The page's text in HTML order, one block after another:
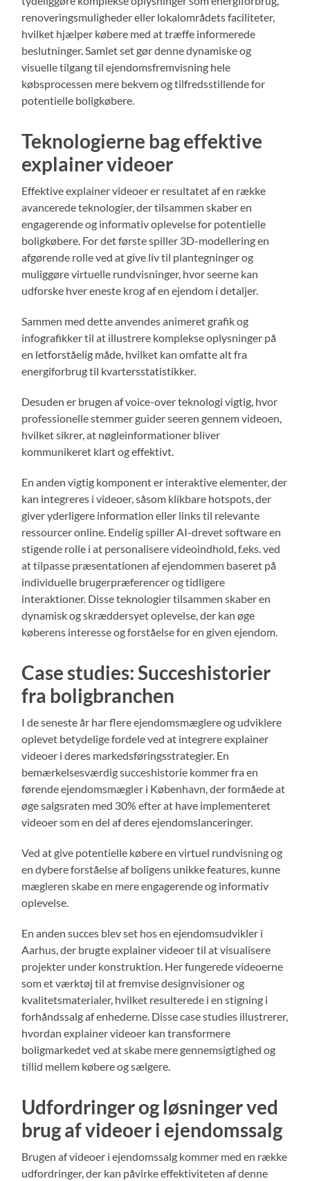
renoveringsmuligheder eller lokalområdets faciliteter,
hvilket hjælper købere med at træffe informerede
beslutninger. Samlet set gør denne dynamiske og
visuelle tilgang til ejendomsfremvisning hele
købsprocessen mere bekvem og tilfredsstillende for
potentielle boligkøbere.
Teknologierne bag effektive
explainer videoer
Effektive explainer videoer er resultatet af en række
avancerede teknologier, der tilsammen skaber en
engagerende og informativ oplevelse for potentielle
boligkøbere. For det første spiller 3D-modellering en
afgørende rolle ved at give liv til plantegninger og
muliggøre virtuelle rundvisninger, hvor seerne kan
udforske hver eneste krog af en ejendom i detaljer.
Sammen med dette anvendes animeret grafik og
infografikker til at illustrere komplekse oplysninger på
en letforståelig måde, hvilket kan omfatte alt fra
energiforbrug til kvartersstatistikker.
Desuden er brugen af voice-over teknologi vigtig, hvor
professionelle stemmer guider seeren gennem videoen,
hvilket sikrer, at nøgleinformationer bliver
kommunikeret klart og effektivt.
En anden vigtig komponent er interaktive elementer, der
kan integreres i videoer, såsom klikbare hotspots, der
giver yderligere information eller links til relevante
ressourcer online. Endelig spiller AI-drevet software en
stigende rolle i at personalisere videoindhold, f.eks. ved
at tilpasse præsentationen af ejendommen baseret på
individuelle brugerpræferencer og tidligere
interaktioner. Disse teknologier tilsammen skaber en
dynamisk og skræddersyet oplevelse, der kan øge
køberens interesse og forståelse for en given ejendom.
Case studies: Succeshistorier
fra boligbranchen
I de seneste år har flere ejendomsmæglere og udviklere
oplevet betydelige fordele ved at integrere explainer
videoer i deres markedsføringsstrategier. En
bemærkelsesværdig succeshistorie kommer fra en
førende ejendomsmægler i København, der formåede at
øge salgsraten med 30% efter at have implementeret
videoer som en del af deres ejendomslanceringer.
Ved at give potentielle købere en virtuel rundvisning og
en dybere forståelse af boligens unikke features, kunne
mægleren skabe en mere engagerende og informativ
oplevelse.
En anden succes blev set hos en ejendomsudvikler i
Aarhus, der brugte explainer videoer til at visualisere
projekter under konstruktion. Her fungerede videoerne
som et værktøj til at fremvise designvisioner og
kvalitetsmaterialer, hvilket resulterede i en stigning i
forhåndssalg af enhederne. Disse case studies illustrerer,
hvordan explainer videoer kan transformere
boligmarkedet ved at skabe mere gennemsigtighed og
tillid mellem købere og sælgere.
Udfordringer og løsninger ved
brug af videoer i ejendomssalg
Brugen af videoer i ejendomssalg kommer med en række
udfordringer, der kan påvirke effektiviteten af denne